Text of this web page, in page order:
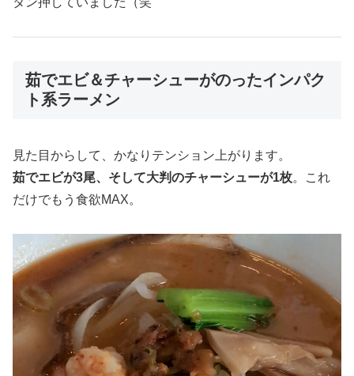
茹でエビ＆チャーシューがのったインパク
ト系ラーメン
見た目からして、かなりテンション上がります。
茹でエビが3尾、そして大判のチャーシューが1枚。これ
だけでもう食欲MAX。